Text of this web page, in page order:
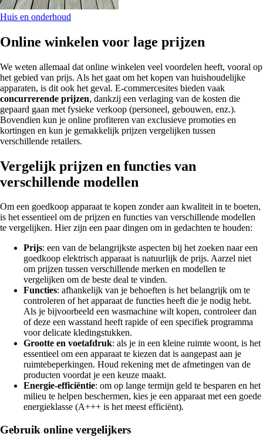
Huis en onderhoud
Online winkelen voor lage prijzen
We weten allemaal dat online winkelen veel voordelen heeft, vooral op
het gebied van prijs. Als het gaat om het kopen van huishoudelijke
apparaten, is dit ook het geval. E-commercesites bieden vaak
concurrerende prijzen, dankzij een verlaging van de kosten die
gepaard gaan met fysieke verkoop (personeel, gebouwen, enz.).
Bovendien kun je online profiteren van exclusieve promoties en
kortingen en kun je gemakkelijk prijzen vergelijken tussen
verschillende retailers.
Vergelijk prijzen en functies van
verschillende modellen
Om een goedkoop apparaat te kopen zonder aan kwaliteit in te boeten,
is het essentieel om de prijzen en functies van verschillende modellen
te vergelijken. Hier zijn een paar dingen om in gedachten te houden:
Prijs: een van de belangrijkste aspecten bij het zoeken naar een
goedkoop elektrisch apparaat is natuurlijk de prijs. Aarzel niet
om prijzen tussen verschillende merken en modellen te
vergelijken om de beste deal te vinden.
Functies: afhankelijk van je behoeften is het belangrijk om te
controleren of het apparaat de functies heeft die je nodig hebt.
Als je bijvoorbeeld een wasmachine wilt kopen, controleer dan
of deze een wasstand heeft rapide of een specifiek programma
voor delicate kledingstukken.
Grootte en voetafdruk: als je in een kleine ruimte woont, is het
essentieel om een apparaat te kiezen dat is aangepast aan je
ruimtebeperkingen. Houd rekening met de afmetingen van de
producten voordat je een keuze maakt.
Energie-efficiëntie: om op lange termijn geld te besparen en het
milieu te helpen beschermen, kies je een apparaat met een goede
energieklasse (A+++ is het meest efficiënt).
Gebruik online vergelijkers